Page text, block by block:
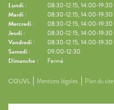
Lundi :
08:30-12:15, 14:00-19:30
Mardi :
08:30-12:15, 14:00-19:30
Mercredi :
08:30-12:15, 14:00-19:30
Jeudi :
08:30-12:15, 14:00-19:30
Vendredi :
08:30-12:15, 14:00-19:30
Samedi :
09:00-12:30
Dimanche : Fermé
CGUVL Mentions légales Plan du site